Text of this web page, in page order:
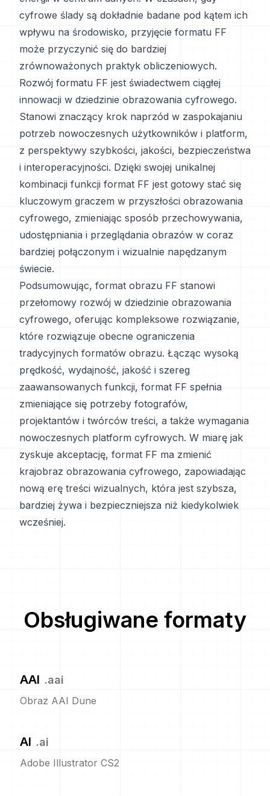
cyfrowe ślady są dokładnie badane pod kątem ich
wpływu na środowisko, przyjęcie formatu FF
może przyczynić się do bardziej
zrównoważonych praktyk obliczeniowych.
Rozwój formatu FF jest świadectwem ciągłej
innowacji w dziedzinie obrazowania cyfrowego.
Stanowi znaczący krok naprzód w zaspokajaniu
potrzeb nowoczesnych użytkowników i platform,
z perspektywy szybkości, jakości, bezpieczeństwa
i interoperacyjności. Dzięki swojej unikalnej
kombinacji funkcji format FF jest gotowy stać się
kluczowym graczem w przyszłości obrazowania
cyfrowego, zmieniając sposób przechowywania,
udostępniania i przeglądania obrazów w coraz
bardziej połączonym i wizualnie napędzanym
świecie.
Podsumowując, format obrazu FF stanowi
przełomowy rozwój w dziedzinie obrazowania
cyfrowego, oferując kompleksowe rozwiązanie,
które rozwiązuje obecne ograniczenia
tradycyjnych formatów obrazu. Łącząc wysoką
prędkość, wydajność, jakość i szereg
zaawansowanych funkcji, format FF spełnia
zmieniające się potrzeby fotografów,
projektantów i twórców treści, a także wymagania
nowoczesnych platform cyfrowych. W miarę jak
zyskuje akceptację, format FF ma zmienić
krajobraz obrazowania cyfrowego, zapowiadając
nową erę treści wizualnych, która jest szybsza,
bardziej żywa i bezpieczniejsza niż kiedykolwiek
wcześniej.
Obsługiwane formaty
AAI .aai
Obraz AAI Dune
AI .ai
Adobe Illustrator CS2